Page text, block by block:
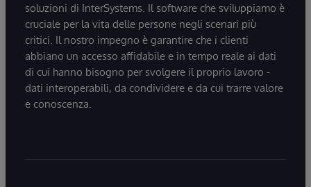
soluzioni di InterSystems. Il software che sviluppiamo è
cruciale per la vita delle persone negli scenari più
critici. Il nostro impegno è garantire che i clienti
abbiano un accesso affidabile e in tempo reale ai dati
di cui hanno bisogno per svolgere il proprio lavoro -
dati interoperabili, da condividere e da cui trarre valore
e conoscenza.